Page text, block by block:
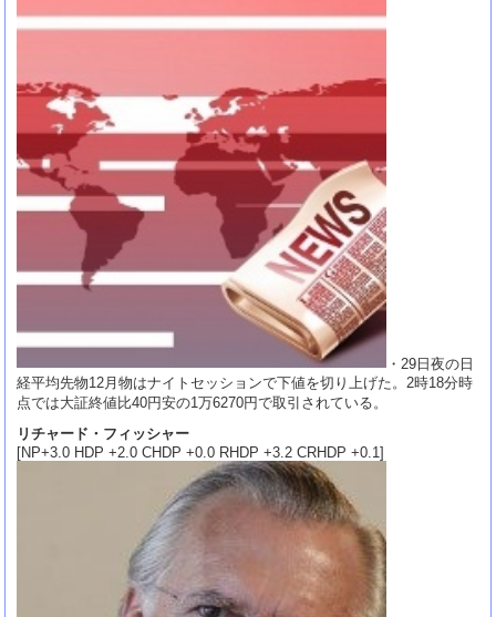
・29日夜の日
経平均先物12月物はナイトセッションで下値を切り上げた。2時18分時
点では大証終値比40円安の1万6270円で取引されている。
リチャード・フィッシャー
[NP+3.0 HDP +2.0 CHDP +0.0 RHDP +3.2 CRHDP +0.1]